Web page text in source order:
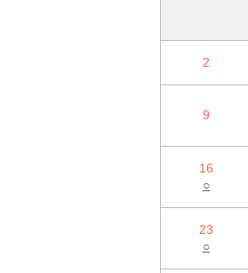
2
9
16
○
23
○